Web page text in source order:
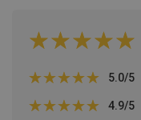
5.0/5
4.9/5